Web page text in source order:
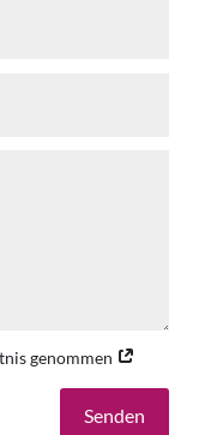
genommen
Senden